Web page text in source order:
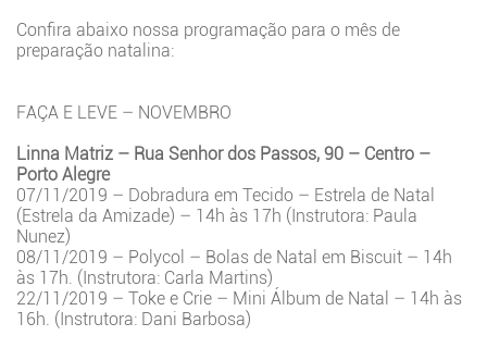
Confira abaixo nossa programação para o mês de
preparação natalina:
FAÇA E LEVE – NOVEMBRO
Linna Matriz – Rua Senhor dos Passos, 90 – Centro –
Porto Alegre
07/11/2019 – Dobradura em Tecido – Estrela de Natal
(Estrela da Amizade) – 14h às 17h (Instrutora: Paula
Nunez)
08/11/2019 – Polycol – Bolas de Natal em Biscuit – 14h
às 17h. (Instrutora: Carla Martins)
22/11/2019 – Toke e Crie – Mini Álbum de Natal – 14h às
16h. (Instrutora: Dani Barbosa)